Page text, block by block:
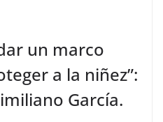
un marco
a la niñez”:
García.